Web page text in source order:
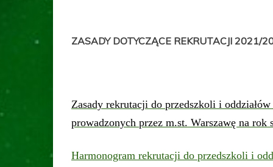
ZASADY DOTYCZĄCE REKRUTACJI 2021/
Zasady rekrutacji do przedszkoli i
prowadzonych przez m.st. Warszawę na rok
Harmonogram rekrutacji do przedszkoli i